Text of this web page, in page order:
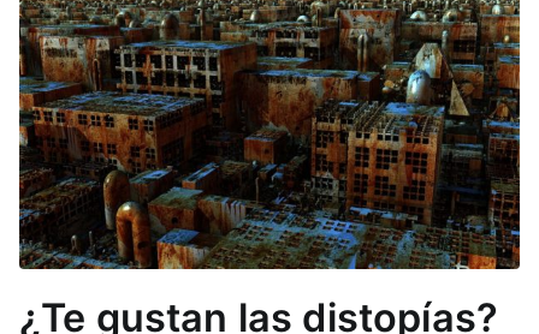
¿Te gustan las distopías?